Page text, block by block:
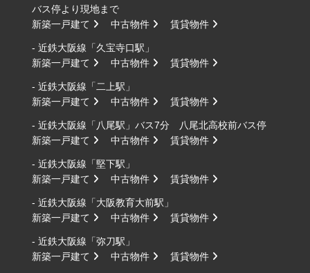
バス停より現地まで
新築一戸建て
中古物件 賃貸物件
- 近鉄大阪線「久宝寺口駅」
新築一戸建て
中古物件 賃貸物件
- 近鉄大阪線「二上駅」
新築一戸建て
中古物件 賃貸物件
- 近鉄大阪線「八尾駅」バス7分 八尾北高校前バス停
新築一戸建て
中古物件 賃貸物件
- 近鉄大阪線「堅下駅」
新築一戸建て
中古物件 賃貸物件
- 近鉄大阪線「大阪教育大前駅」
新築一戸建て
中古物件 賃貸物件
- 近鉄大阪線「弥刀駅」
新築一戸建て
中古物件 賃貸物件